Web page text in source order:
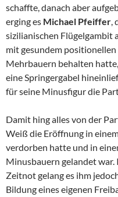
schaffte, danach aber
erging es Michael Pfeiffer,
sizilianischen Flügelgambit
mit gesundem
Mehrbauern behalten
eine Springergabel
für seine Minusfigur die
Damit hing alles von der
Weiß die Eröffnung in
verdorben hatte und in
Minusbauern gelandet
Zeitnot gelang es ihm
Bildung eines eigenen